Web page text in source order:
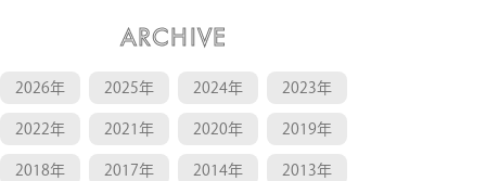
ARCHIVE
2026年 2025年 2024年 2023年
2022年 2021年 2020年 2019年
2018年 2017年 2014年 2013年